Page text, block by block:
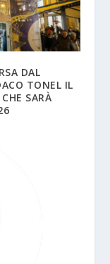
DAL
TONEL IL
SARÀ